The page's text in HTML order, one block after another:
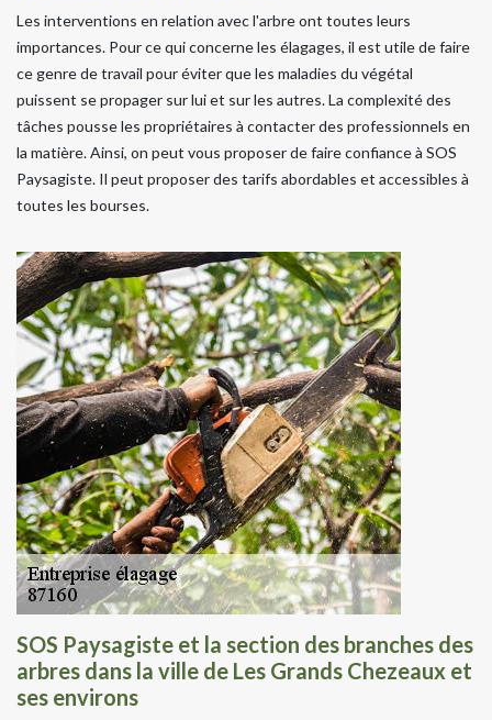
Les interventions en relation avec l'arbre ont toutes leurs
importances. Pour ce qui concerne les élagages, il est utile de faire
ce genre de travail pour éviter que les maladies du végétal
puissent se propager sur lui et sur les autres. La complexité des
tâches pousse les propriétaires à contacter des professionnels en
la matière. Ainsi, on peut vous proposer de faire confiance à SOS
Paysagiste. Il peut proposer des tarifs abordables et accessibles à
toutes les bourses.
SOS Paysagiste et la section des branches des
arbres dans la ville de Les Grands Chezeaux et
ses environs